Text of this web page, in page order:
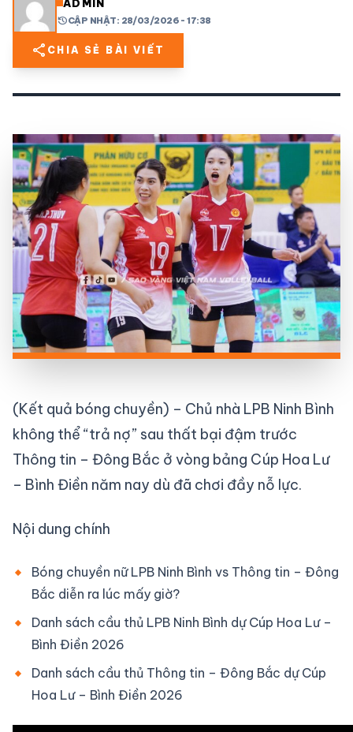
share mail
ADMIN
historyCẬP NHẬT: 28/03/2026 - 17:38
share CHIA SẺ BÀI VIẾT
(Kết quả bóng chuyền) – Chủ nhà LPB Ninh Bình
không thể “trả nợ” sau thất bại đậm trước
Thông tin – Đông Bắc ở vòng bảng Cúp Hoa Lư
– Bình Điền năm nay dù đã chơi đầy nỗ lực.
Nội dung chính
Bóng chuyền nữ LPB Ninh Bình vs Thông tin – Đông
Bắc diễn ra lúc mấy giờ?
Danh sách cầu thủ LPB Ninh Bình dự Cúp Hoa Lư –
Bình Điền 2026
Danh sách cầu thủ Thông tin – Đông Bắc dự Cúp
Hoa Lư – Bình Điền 2026